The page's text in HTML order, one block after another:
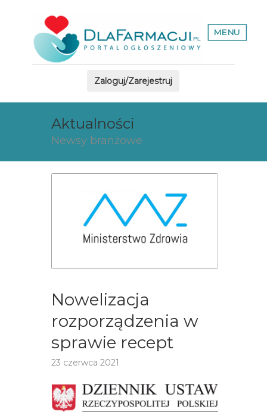
MENU
Zaloguj/Zarejestruj
Aktualności
Newsy branżowe
Nowelizacja
rozporządzenia w
sprawie recept
23 czerwca 2021